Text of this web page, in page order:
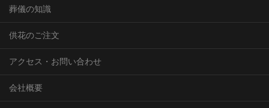
葬儀の知識
供花のご注文
アクセス・お問い合わせ
会社概要